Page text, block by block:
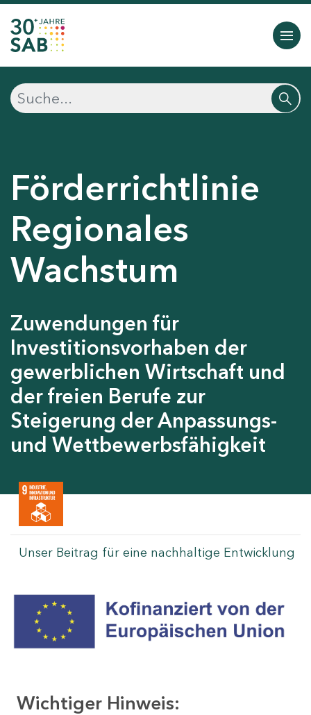
Förderrichtlinie
Regionales
Wachstum
Zuwendungen für
Investitionsvorhaben der
gewerblichen Wirtschaft und
der freien Berufe zur
Steigerung der Anpassungs-
und Wettbewerbsfähigkeit
Unser Beitrag für eine nachhaltige Entwicklung
Wichtiger Hinweis: